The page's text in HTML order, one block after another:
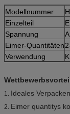
Modellnummer
Einzelteil
Spannung
Eimer-Quantitäten
Verwendung
1. Ideales
2. Eimer quantitys